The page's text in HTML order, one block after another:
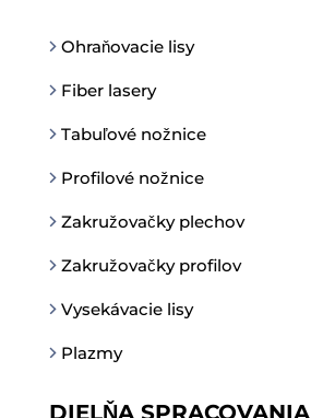
Ohraňovacie lisy
Fiber lasery
Tabuľové nožnice
Profilové nožnice
Zakružovačky plechov
Zakružovačky profilov
Vysekávacie lisy
Plazmy
DIELŇA SPRACOVANIA